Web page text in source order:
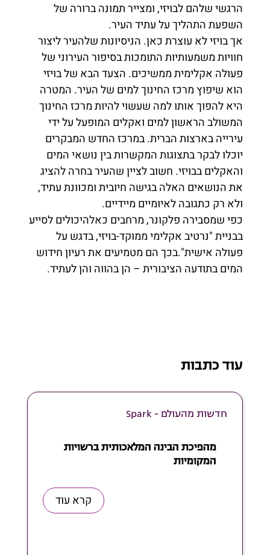
הרגשי שלהם לבויזי, ומצייר תמונה ברורה של
השפעת התהליך על עתיד העיר.
אך בויזי לא עוצרת כאן. הניסיונות שלהעיר ליצור
חוויות משמעותיות התומכות בסיפור העירוני של
פעולה אקלימית ממשיכים. הצעד הבא של בויזי
הוא שיפוץ מרכז החינוך למים של העיר. המטרה
היא להפוך אותו למה שעשוי להיות מרכז החינוך
המשולב הראשון למים ואקלים המופעל על ידי
עירייה בארצות הברית. במרכז החדש המבקרים
יוכלו לבקר בתצוגות המקשרות בין נושאי המים
והאקלים בבויזי. חשוב לציין שהעיר בחרה להציג
את הנושאים האלה בגישה חיובית ומכוונת עתיד,
ולא רק כתגובה לאיומיים מיידיים.
כפי שמסבירה פלקונר, מרחבים כאלהיכולים לסייע
בבניית "נרטיב אקלימי ממוקד-בויזי, בדגש על
פעולה אישית".בכך הם מטמיעים את רעיון חידוש
המים בתודעה הציבורית – הן בהווה והן לעתיד.
עוד כתבות
חדשות מהעולם - Spark
מהפיכת הבינה המלאכותית ברשויות
המקומיות
קרא עוד